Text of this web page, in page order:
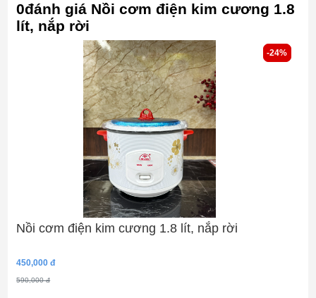
0đánh giá Nồi cơm điện kim cương 1.8
lít, nắp rời
-24%
Nồi cơm điện kim cương 1.8 lít, nắp rời
450,000 đ
-24%
590,000 đ